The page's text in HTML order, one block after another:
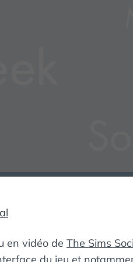
en vidéo de The Sims